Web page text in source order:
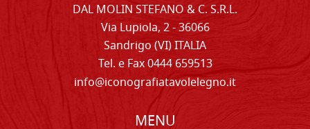
DAL MOLIN STEFANO & C. S.R.L.
Via Lupiola, 2 - 36066
Sandrigo (VI) ITALIA
Tel. e Fax 0444 659513
info@iconografiatavolelegno.it
MENU